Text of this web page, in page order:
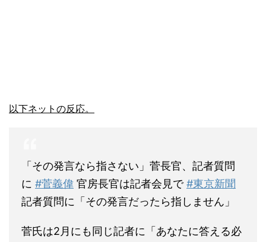
以下ネットの反応。
「その発言なら指さない」菅長官、記者質問
に #菅義偉 官房長官は記者会見で#東京新聞
記者質問に「その発言だったら指しません」
菅氏は2月にも同じ記者に「あなたに答える必